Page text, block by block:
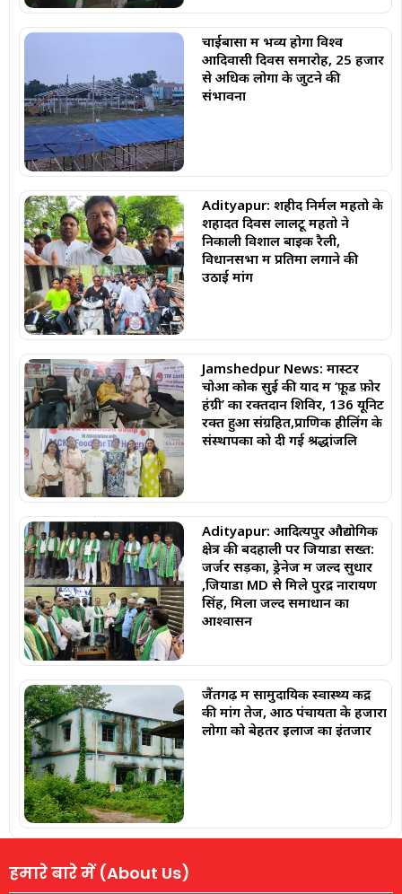
चाईबासा में भव्य होगा विश्व
आदिवासी दिवस समारोह, 25 हजार
से अधिक लोगों के जुटने की
संभावना
Adityapur: शहीद निर्मल महतो के
शहादत दिवस लालटू महतो ने
निकाली विशाल बाइक रैली,
विधानसभा में प्रतिमा लगाने की
उठाई मांग
Jamshedpur News: मास्टर
चोआ कोक सुई की याद में ‘फ़ूड फ़ोर
हंग्री’ का रक्तदान शिविर, 136 यूनिट
रक्त हुआ संग्रहित,प्राणिक हीलिंग के
संस्थापकों को दी गई श्रद्धांजलि
Adityapur: आदित्यपुर औद्योगिक
क्षेत्र की बदहाली पर जियाडा सख्त:
जर्जर सड़कों, ड्रेनेज में जल्द सुधार
,जियाडा MD से मिले पुरेंद्र नारायण
सिंह, मिला जल्द समाधान का
आश्वासन
जैंतगढ़ में सामुदायिक स्वास्थ्य केंद्र
की मांग तेज, आठ पंचायतों के हजारों
लोगों को बेहतर इलाज का इंतजार
हमारे बारे में (About Us)